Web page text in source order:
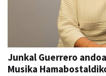
Junkal Guerrero
Musika